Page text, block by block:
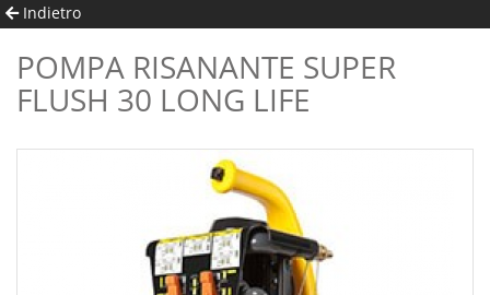
Indietro
POMPA RISANANTE SUPER
FLUSH 30 LONG LIFE